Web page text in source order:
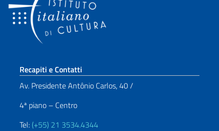
Sezione footer
Recapiti e Contatti
Av. Presidente Antônio Carlos, 40 /
4ª piano – Centro
Tel: (+55) 21 3534.4344